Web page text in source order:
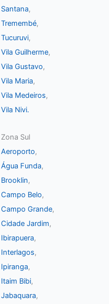
Santana,
Tremembé,
Tucuruvi,
Vila Guilherme,
Vila Gustavo,
Vila Maria,
Vila Medeiros,
Vila Nivi.
Sul
Aeroporto,
Água Funda,
Brooklin,
Campo Belo,
Campo Grande,
Cidade Jardim,
Ibirapuera,
Interlagos,
Ipiranga,
Itaim Bibi,
Jabaquara,